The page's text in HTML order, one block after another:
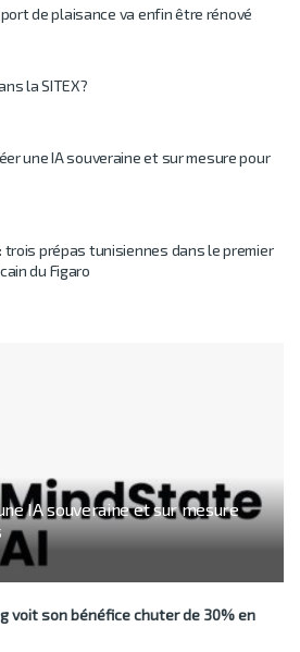
port de plaisance va enfin être rénové
la SITEX?
une IA souveraine et sur mesure pour
trois prépas tunisiennes dans le premier
du Figaro
IA souveraine et sur mesure
voit son bénéfice chuter de 30% en